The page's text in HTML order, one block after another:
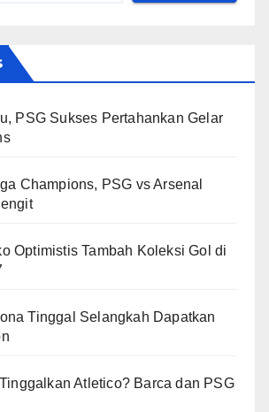
PSG Sukses Pertahankan Gelar
Champions, PSG vs Arsenal
Optimistis Tambah Koleksi Gol di
Tinggal Selangkah Dapatkan
Atletico? Barca dan PSG